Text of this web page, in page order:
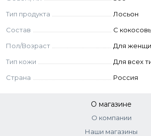
Phosphate, Cetearyl Alcohol, Ethylhexyl
Urea, PEG-100 Stearate, Glycerin
Cyclopentasiloxane, Dimethicone,
Allantoin, Ceteareth-20, Acrylates/C10-30
Crosspolymer, Sodium Hydroxide,
Phenoxyethanol, Ethylhexylglycerin,
Тип продукта
Лосьон
Состав
С
Пол/Возраст
Для
Тип кожи
Для всех
Страна
Россия
О магазине
О компании
Наши магазины